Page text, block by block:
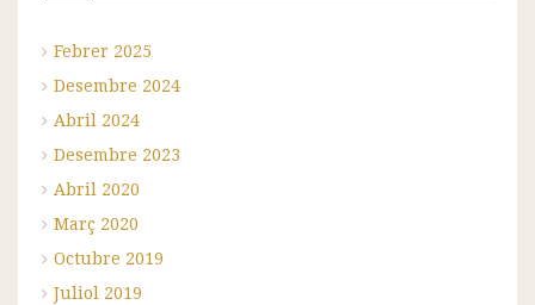
Febrer 2025
Desembre 2024
Abril 2024
Desembre 2023
Abril 2020
Març 2020
Octubre 2019
Juliol 2019